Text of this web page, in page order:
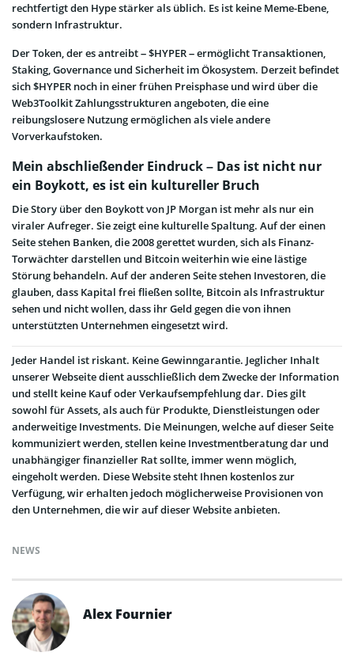
rechtfertigt den Hype stärker als üblich. Es ist keine Meme-Ebene,
sondern Infrastruktur.
Der Token, der es antreibt – $HYPER – ermöglicht Transaktionen,
Staking, Governance und Sicherheit im Ökosystem. Derzeit befindet
sich $HYPER noch in einer frühen Preisphase und wird über die
Web3Toolkit Zahlungsstrukturen angeboten, die eine
reibungslosere Nutzung ermöglichen als viele andere
Vorverkaufstoken.
Mein abschließender Eindruck – Das ist nicht nur
ein Boykott, es ist ein kultureller Bruch
Die Story über den Boykott von JP Morgan ist mehr als nur ein
viraler Aufreger. Sie zeigt eine kulturelle Spaltung. Auf der einen
Seite stehen Banken, die 2008 gerettet wurden, sich als Finanz-
Torwächter darstellen und Bitcoin weiterhin wie eine lästige
Störung behandeln. Auf der anderen Seite stehen Investoren, die
glauben, dass Kapital frei fließen sollte, Bitcoin als Infrastruktur
sehen und nicht wollen, dass ihr Geld gegen die von ihnen
unterstützten Unternehmen eingesetzt wird.
Jeder Handel ist riskant. Keine Gewinngarantie. Jeglicher Inhalt
unserer Webseite dient ausschließlich dem Zwecke der Information
und stellt keine Kauf oder Verkaufsempfehlung dar. Dies gilt
sowohl für Assets, als auch für Produkte, Dienstleistungen oder
anderweitige Investments. Die Meinungen, welche auf dieser Seite
kommuniziert werden, stellen keine Investmentberatung dar und
unabhängiger finanzieller Rat sollte, immer wenn möglich,
eingeholt werden. Diese Website steht Ihnen kostenlos zur
Verfügung, wir erhalten jedoch möglicherweise Provisionen von
den Unternehmen, die wir auf dieser Website anbieten.
NEWS
Alex Fournier